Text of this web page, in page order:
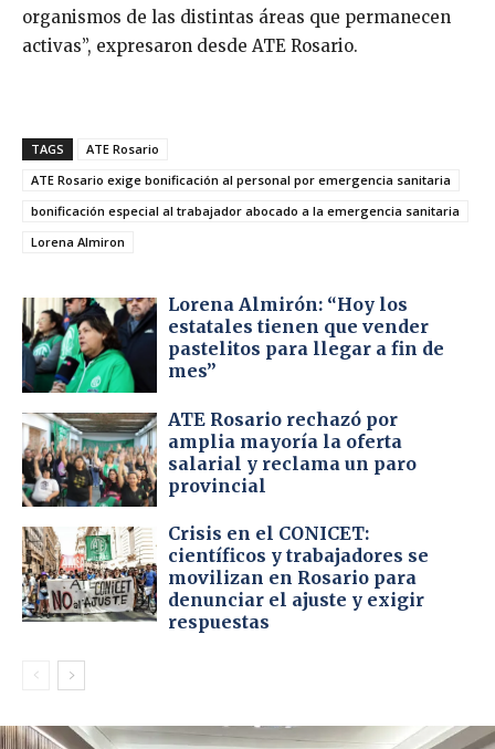
organismos de las distintas áreas que permanecen
activas”, expresaron desde ATE Rosario.
TAGS
ATE Rosario
ATE Rosario exige bonificación al personal por emergencia sanitaria
bonificación especial al trabajador abocado a la emergencia sanitaria
Lorena Almiron
Lorena Almirón: “Hoy los
estatales tienen que vender
pastelitos para llegar a fin de
mes”
ATE Rosario rechazó por
amplia mayoría la oferta
salarial y reclama un paro
provincial
Crisis en el CONICET:
científicos y trabajadores se
movilizan en Rosario para
denunciar el ajuste y exigir
respuestas